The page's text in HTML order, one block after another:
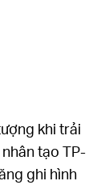
khi trải
tạo TP-
ghi hình